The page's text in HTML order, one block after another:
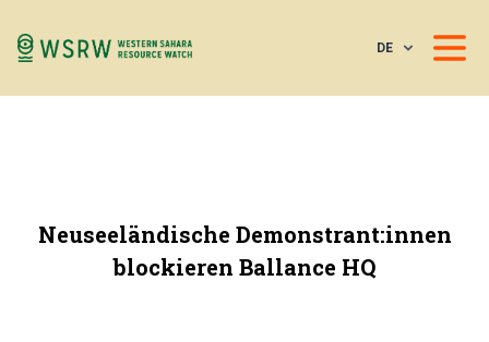
DE
Neuseeländische Demonstrant:innen
blockieren Ballance HQ